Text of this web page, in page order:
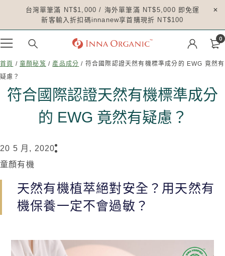
台灣單筆滿 NT$1,000 / 海外單筆滿 NT$5,000 即免運
新客輸入折扣碼innanew享首購現折 NT$100
0
首頁 /童顏秘笈 / 產品成分 / 符合國際認證天然有機標準成分的 EWG 竟然有
疑慮？
符合國際認證天然有機標準成分
的 EWG 竟然有疑慮？
20 5 月, 2020
童顏有機
天然有機植萃絕對安全？用天然有
機保養一定不會過敏？